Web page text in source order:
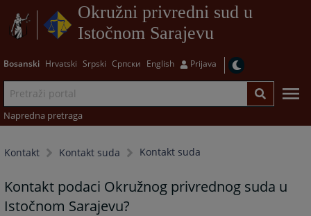
Okružni privredni sud u
Istočnom Sarajevu
Bosanski Hrvatski Srpski Српски English Prijava
Napredna pretraga
Kontakt Kontakt suda Kontakt suda
Kontakt podaci Okružnog privrednog suda u
Istočnom Sarajevu?